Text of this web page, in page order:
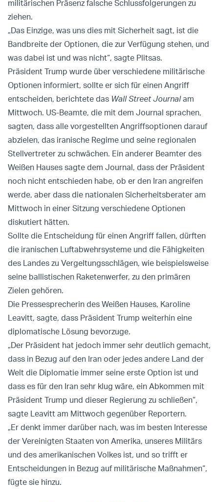
militärischen Präsenz falsche Schlussfolgerungen zu
ziehen.
„Das Einzige, was uns dies mit Sicherheit sagt, ist die
Bandbreite der Optionen, die zur Verfügung stehen, und
was dabei ist und was nicht“, sagte Plitsas.
Präsident Trump wurde über verschiedene militärische
Optionen informiert, sollte er sich für einen Angriff
entscheiden, berichtete das Wall Street Journalam
Mittwoch. US-Beamte, die mit dem Journal sprachen,
sagten, dass alle vorgestellten Angriffsoptionen darauf
abzielen, das iranische Regime und seine regionalen
Stellvertreter zu schwächen. Ein anderer Beamter des
Weißen Hauses sagte dem Journal, dass der Präsident
noch nicht entschieden habe, ob er den Iran angreifen
werde, aber dass die nationalen Sicherheitsberater am
Mittwoch in einer Sitzung verschiedene Optionen
diskutiert hätten.
Sollte die Entscheidung für einen Angriff fallen, dürften
die iranischen Luftabwehrsysteme und die Fähigkeiten
des Landes zu Vergeltungsschlägen, wie beispielsweise
seine ballistischen Raketenwerfer, zu den primären
Zielen gehören.
Die Pressesprecherin des Weißen Hauses, Karoline
Leavitt, sagte, dass Präsident Trump weiterhin eine
diplomatische Lösung bevorzuge.
„Der Präsident hat jedoch immer sehr deutlich gemacht,
dass in Bezug auf den Iran oder jedes andere Land der
Welt die Diplomatie immer seine erste Option ist und
dass es für den Iran sehr klug wäre, ein Abkommen mit
Präsident Trump und dieser Regierung zu schließen“,
sagte Leavitt am Mittwoch gegenüber Reportern.
„Er denkt immer darüber nach, was im besten Interesse
der Vereinigten Staaten von Amerika, unseres Militärs
und des amerikanischen Volkes ist, und so trifft er
Entscheidungen in Bezug auf militärische Maßnahmen“,
fügte sie hinzu.